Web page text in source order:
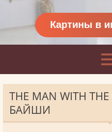
Картины в
THE MAN WITH
БАЙШИ